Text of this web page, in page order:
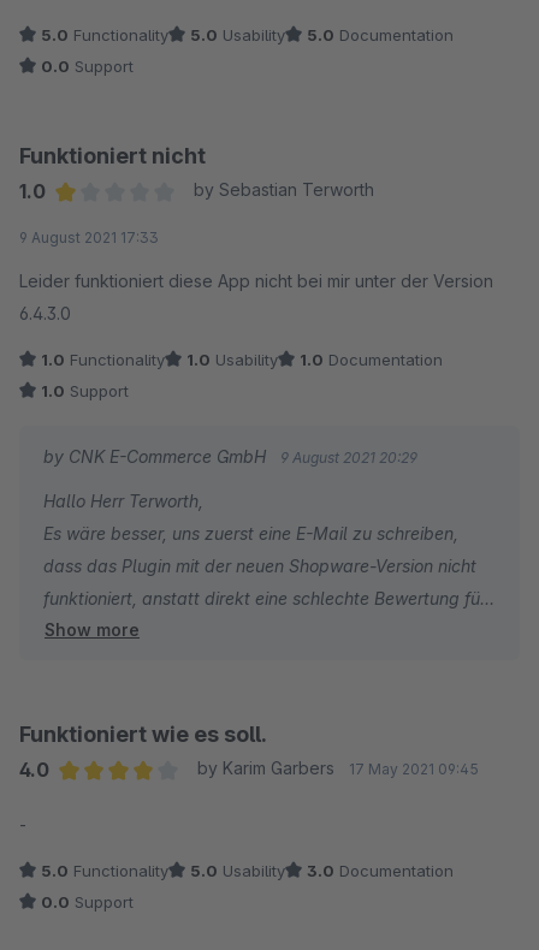
5.0 Functionality 5.0 Usability 5.0 Documentation
0.0 Support
Funktioniert nicht
1.0
by Sebastian Terworth
9 August 2021 17:33
Leider funktioniert diese App nicht bei mir unter der Version
6.4.3.0
1.0 Functionality 1.0 Usability 1.0 Documentation
1.0 Support
by CNK E-Commerce GmbH 9 August 2021 20:29
Hallo Herr Terworth,
Es wäre besser, uns zuerst eine E-Mail zu schreiben,
dass das Plugin mit der neuen Shopware-Version nicht
funktioniert, anstatt direkt eine schlechte Bewertung für
ein kostenloses Plugin zu hinterlassen.
Show more
Funktioniert wie es soll.
4.0
by Karim Garbers 17 May 2021 09:45
-
5.0 Functionality 5.0 Usability 3.0 Documentation
0.0 Support